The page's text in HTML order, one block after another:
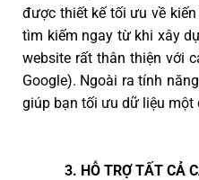
được thiết kế tối ưu về
tìm kiếm ngay từ khi xây
website rất thân thiện với
Google). Ngoài ra tính
giúp bạn tối ưu dữ liệu một
3. HỖ TRỢ TẤT CẢ